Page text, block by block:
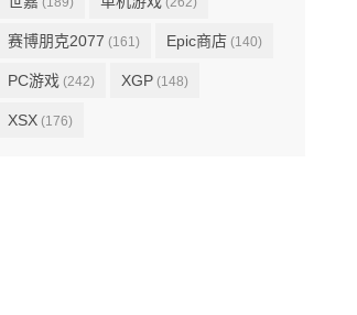
赛博朋克2077 (161) Epic商店 (140)
PC游戏 (242) XGP (148)
XSX (176)